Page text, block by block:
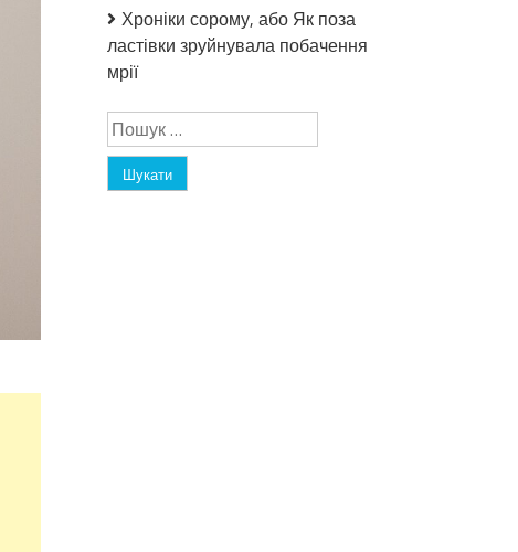
Хроніки сорому, або Як поза
ластівки зруйнувала побачення
мрії
Пошук: